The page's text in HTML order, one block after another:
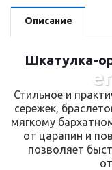
Описание
Шкатулка-
Стильное и
сережек,
мягкому
от царапин и
позволяет